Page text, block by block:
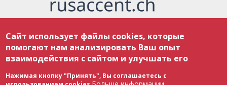
соответствии с законодательством Швейцарии об авторском праве и
международными соглашениями. Полное или частичное использование
материалов возможно только с разрешения редакции. В случае полного
или частичного воспроизведения материалов сайта rusaccent.ch,
ОБЯЗАТЕЛЬНА АКТИВНАЯ ГИПЕРССЫЛКА на конкретный заимствованный
текст. Фотоизображения, размещенные редакцией rusaccent.ch, являются
ее исключительной собственностью. Полное или частичное
Сайт использует файлы cookies, которые
помогают нам анализировать Ваш опыт
взаимодействия с сайтом и улучшать его
Нажимая кнопку "Принять", Вы соглашаетесь с